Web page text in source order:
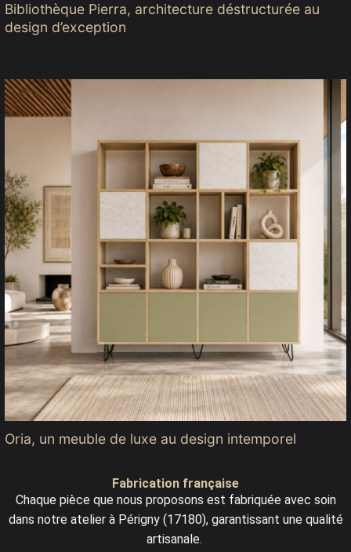
Bibliothèque Pierra, architecture déstructurée au
design d’exception
Oria, un meuble de luxe au design intemporel
Fabrication française
Chaque pièce que nous proposons est fabriquée avec soin
dans notre atelier à Périgny (17180), garantissant une qualité
artisanale.